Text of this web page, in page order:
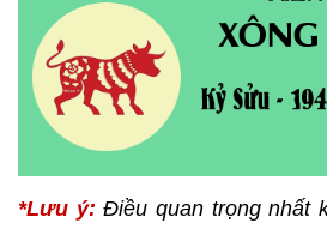
*Lưu ý: Điều quan trọng nhất